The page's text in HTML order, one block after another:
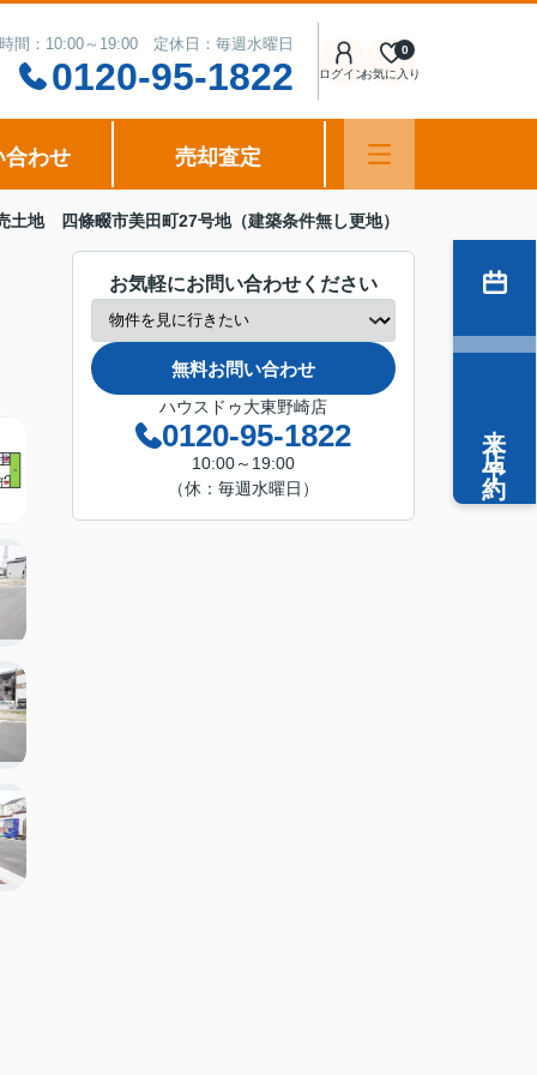
間：10:00～19:00 定休日：毎週水曜日
0120-95-1822 ログインお気に入り
0
合わせ 売却査定
土地 四條畷市美田町27号地（建築条件無し更地）
お気軽にお問い合わせください
無料お問い合わせ
ハウスドゥ大東野崎店
0120-95-1822
10:00～19:00
（休：毎週水曜日）
来店予約